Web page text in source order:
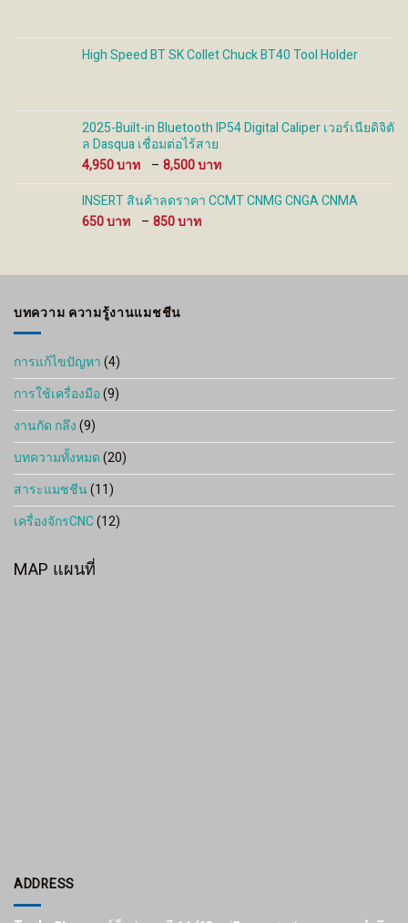
High Speed BT SK Collet Chuck BT40 Tool Holder
2025-Built-in Bluetooth IP54 Digital Caliper เวอร์เนียดิจิตั
ล Dasqua เชื่อมต่อไร้สาย
4,950
– 8,500
range:
4,950 ฿
INSERT สินค้าลดราคา CCMT CNMG CNGA CNMA
650
– 850
through
บทความ ความรู้งานแมชชีน
การแก้ไขปัญหา(4)
การใช้เครื่องมือ(9)
งานกัด กลึง(9)
บทความทั้งหมด(20)
สาระแมชชีน(11)
เครื่องจักรCNC(12)
MAP แผนที่
ADDRESS